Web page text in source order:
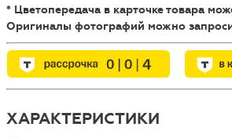
* Цветопередача в карточке товара
Оригиналы фотографий можно
ХАРАКТЕРИСТИКИ